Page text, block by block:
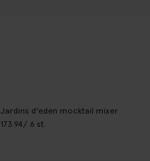
Jardins d'eden mocktail mixer
173.94 / 6 st.